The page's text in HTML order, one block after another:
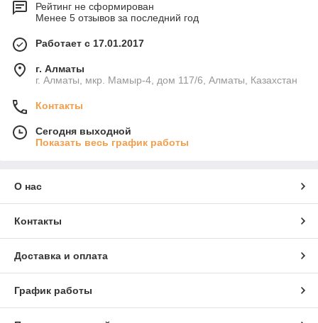
Рейтинг не сформирован
Менее 5 отзывов за последний год
Работает с 17.01.2017
г. Алматы
г. Алматы, мкр. Мамыр-4, дом 117/6, Алматы, Казахстан
Контакты
Сегодня выходной
Показать весь график работы
О нас
Контакты
Доставка и оплата
График работы